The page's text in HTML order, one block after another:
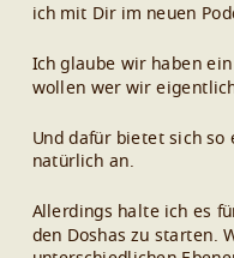
ich mit Dir im neuen
Ich glaube wir haben
wollen wer wir eigentlich
Und dafür bietet sich
natürlich an.
Allerdings halte ich es
den Doshas zu starten.